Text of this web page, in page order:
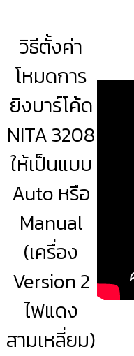
วิธีตั้งค่า
โหมดการ
ยิงบาร์โค้ด
NITA 3208
ให้เป็นแบบ
Auto หรือ
Manual
(เครื่อง
Version 2
ไฟแดง
สามเหลี่ยม)